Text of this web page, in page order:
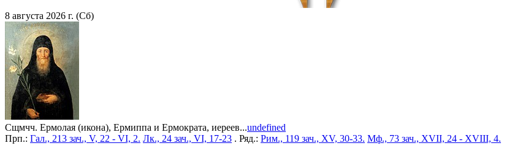
8 августа 2026 г. (Сб)
Сщмчч. Ермолая (икона), Ермиппа и Ермократа, иереев...undefined
Прп.: Гал., 213 зач., V, 22 - VI, 2. Лк., 24 зач., VI, 17-23 . Ряд.: Рим., 119 зач., XV, 30-33. Мф., 73 зач., XVII, 24 - XVIII, 4.